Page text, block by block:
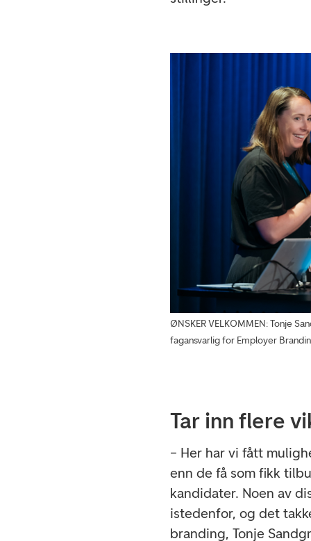
ØNSKER VELKOMMEN: Tonje
fagansvarlig for Employer
Tar inn flere
– Her har vi fått
enn de få som fikk
kandidater. Noen av
istedenfor, og det
branding, Tonje